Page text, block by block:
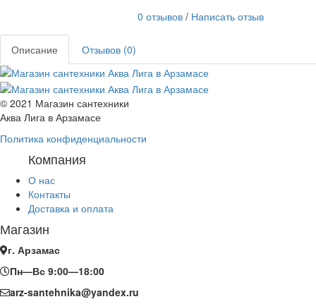
0 отзывов / Написать отзыв
Описание Отзывов (0)
© 2021 Магазин сантехники
Аква Лига в Арзамасе
Политика конфиденциальности
Компания
О нас
Контакты
Доставка и оплата
Магазин
г. Арзамас
Пн—Вс 9:00—18:00
arz-santehnika@yandex.ru